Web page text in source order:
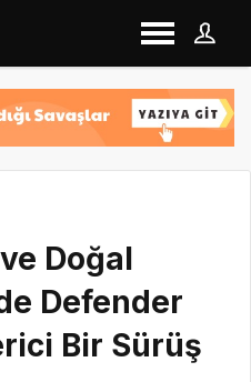
Doğal
Defender
Bir Sürüş